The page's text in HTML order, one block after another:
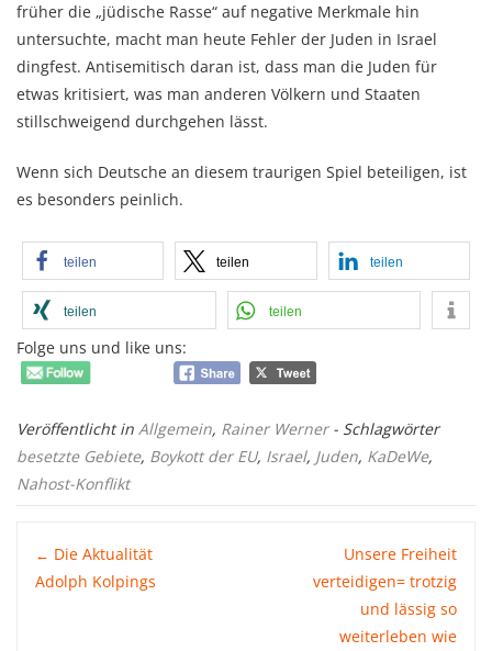
früher die „jüdische Rasse“ auf negative Merkmale hin
untersuchte, macht man heute Fehler der Juden in Israel
dingfest. Antisemitisch daran ist, dass man die Juden für
etwas kritisiert, was man anderen Völkern und Staaten
stillschweigend durchgehen lässt.
Wenn sich Deutsche an diesem traurigen Spiel beteiligen, ist
es besonders peinlich.
teilen teilen teilen
teilen teilen
Folge uns und like uns:
Veröffentlicht in Allgemein, Rainer Werner - Schlagwörter
besetzte Gebiete, Boykott der EU, Israel, Juden, KaDeWe,
Nahost-Konflikt
Post
← Die Aktualität
Adolph Kolpings
Unsere Freiheit
verteidigen= trotzig
und lässig so
weiterleben wie